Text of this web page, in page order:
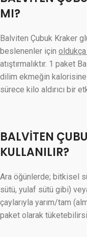
MI?
Balviten Çubuk Kraker
beslenenler için
atıştırmalıktır. 1 paket
dilim ekmeğin
sürece kilo aldırıcı bir
BALVİTEN
KULLANILIR?
Ara öğünlerde; bitkisel
sütü, yulaf sütü gibi)
çaylarıyla yarım/tam
paket olarak